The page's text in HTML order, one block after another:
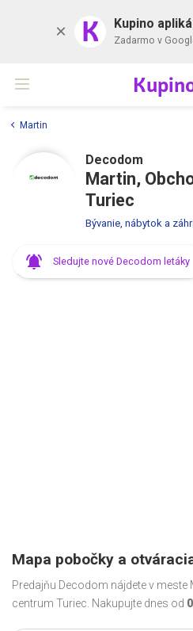
K Kupino
Zadarmo v
Martin
Decodom
Martin,
Turiec
Bývanie, nábytok a
Sledujte nové Decodom letáky
Mapa pobočky a
Predajňu Decodom nájdete v meste
centrum Turiec. Nakupujte dnes od